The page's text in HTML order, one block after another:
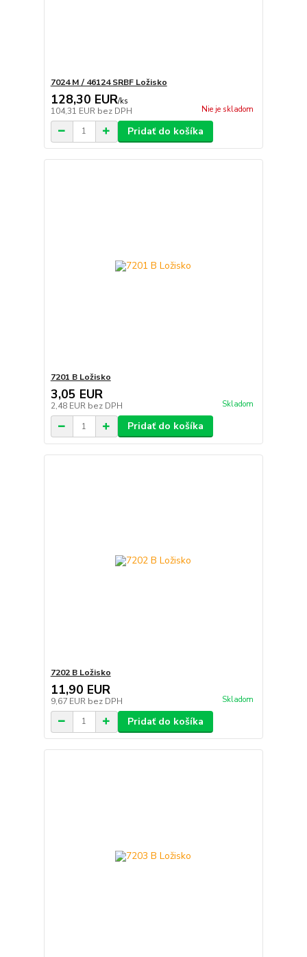
7024 M / 46124 SRBF Ložisko
128,30 EUR/ks
104,31 EUR bez DPH Nie je skladom
Pridať do košíka
7201 B Ložisko
3,05 EUR
2,48 EUR bez DPH Skladom
Pridať do košíka
7202 B Ložisko
11,90 EUR
9,67 EUR bez DPH Skladom
Pridať do košíka